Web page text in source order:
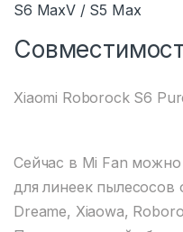
S6 MaxV / S5 Max
Xiaomi Roborock S6
Сейчас в Mi Fan
для линеек пылесосов
Dreame, Xiaowa,